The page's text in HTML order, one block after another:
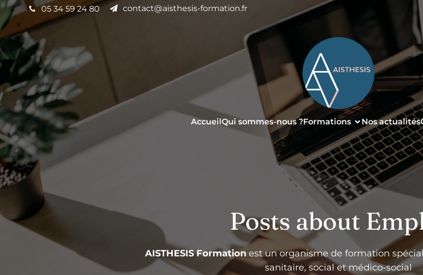
05 34 59 24 80 contact@aisthesis-formation.fr
AccueilQui sommes-nous ?Formations Nos actualités
Posts about
AISTHESIS Formation est un organisme de formation
sanitaire, social et médico-social